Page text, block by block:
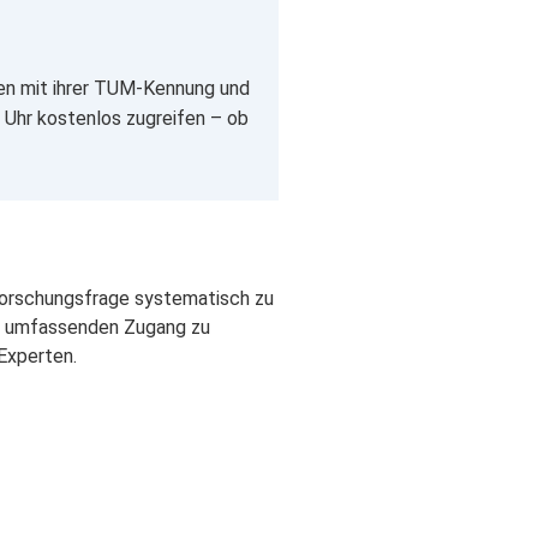
mit ihrer TUM-Kennung und
kostenlos zugreifen – ob
systematisch zu
Zugang zu